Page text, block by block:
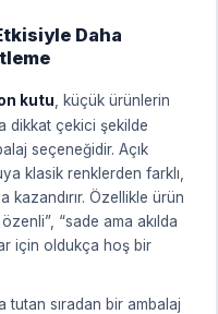
Daha
kutu , küçük ürünlerin
dikkat çekici şekilde
seçeneğidir. Açık
klasik renklerden farklı,
kazandırır. Özellikle ürün
“sade ama akılda
için oldukça hoş bir
tutan sıradan bir ambalaj